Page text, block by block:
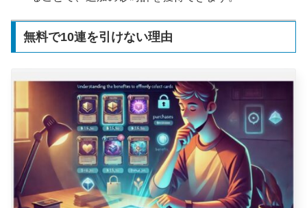
無料で10連を引けない理由